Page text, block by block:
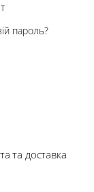
пароль?
та доставка